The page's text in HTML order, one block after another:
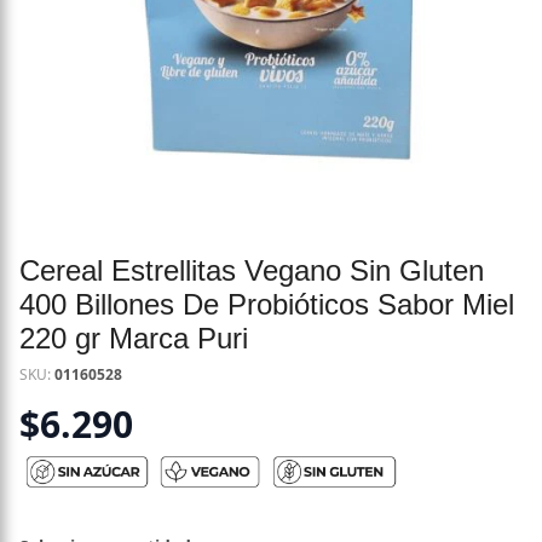
Cereal Estrellitas Vegano Sin Gluten
400 Billones De Probióticos Sabor Miel
220 gr Marca Puri
SKU:01160528
$6.290